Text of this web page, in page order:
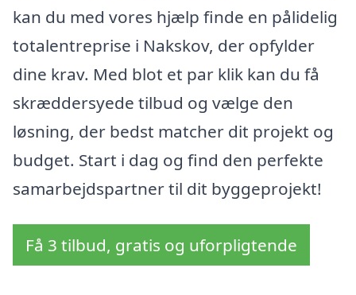
kan du med vores hjælp finde en pålidelig
totalentreprise i Nakskov, der opfylder
dine krav. Med blot et par klik kan du få
skræddersyede tilbud og vælge den
løsning, der bedst matcher dit projekt og
budget. Start i dag og find den perfekte
samarbejdspartner til dit byggeprojekt!
Få 3 tilbud, gratis og uforpligtende